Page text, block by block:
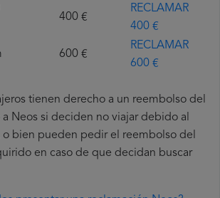
400 €
RECLAMAR
400 €
600 €
RECLAMAR
600 €
tienen derecho a un reembolso del
Neos si deciden no viajar debido al
o bien pueden pedir el reembolso del
en caso de que decidan buscar